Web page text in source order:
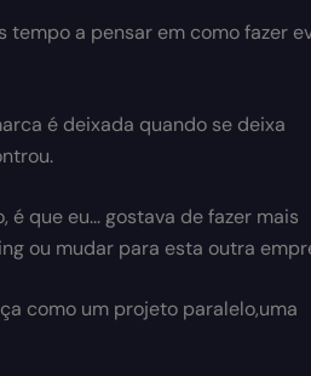
a pensar em como fazer
é deixada quando se deixa
é que eu... gostava de fazer mais
ou mudar para esta outra
como um projeto paralelo,uma